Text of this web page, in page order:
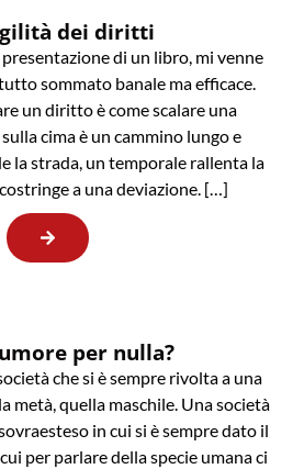
dei diritti
di un libro, mi venne
sommato banale ma efficace.
un diritto è come scalare una
cima è un cammino lungo e
la strada, un temporale rallenta la
a una deviazione. […]
per nulla?
che si è sempre rivolta a una
metà, quella maschile. Una società
in cui si è sempre dato il
per parlare della specie umana ci